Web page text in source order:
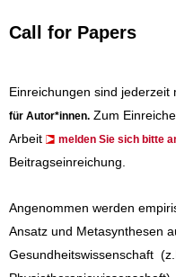
Call for Papers
Einreichungen sind jederzeit
für Autor*innen. Zum
Arbeit
melden Sie sich bitte
Beitragseinreichung.
Angenommen werden
Ansatz und Metasynthesen
Gesundheitswissenschaft